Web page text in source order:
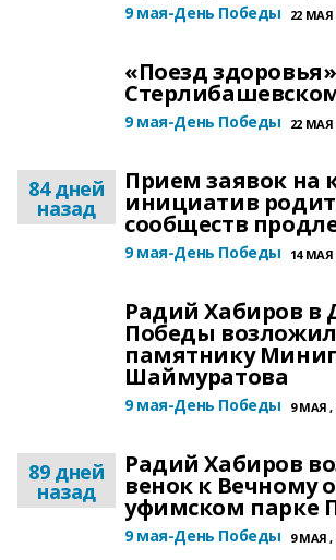
9 мая-День Победы 22 МАЯ
«Поезд
9 мая-День Победы 22 МАЯ
84 дней
назад
Прием заявок на
инициатив
сообществ
9 мая-День Победы 14 МАЯ
Радий Хабиров в
Победы
памятнику
Шаймуратова
9 мая-День Победы 9 МАЯ ,
89 дней
назад
Радий Хабиров
венок к Вечному
уфимском парке
9 мая-День Победы 9 МАЯ ,